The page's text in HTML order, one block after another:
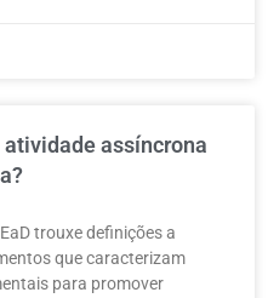
atividade assíncrona
trouxe definições a
que caracterizam
para promover